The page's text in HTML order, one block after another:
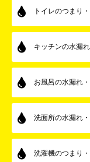
トイレのつまり
キッチンの水漏
お風呂の水漏れ
洗面所の水漏れ
洗濯機のつまり